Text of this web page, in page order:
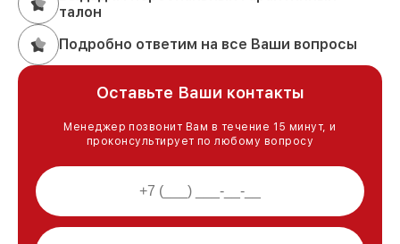
талон
Подробно ответим на все Ваши вопросы
Оставьте Ваши контакты
Менеджер позвонит Вам в течение 15 минут, и
проконсультирует по любому вопросу